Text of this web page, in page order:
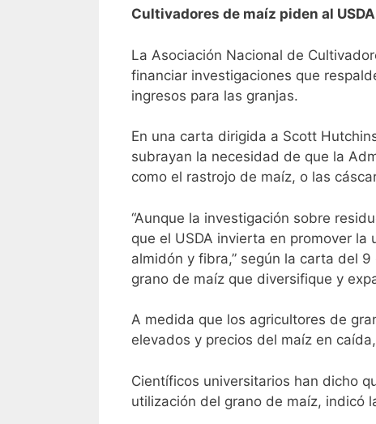
Cultivadores de maíz piden al
La Asociación Nacional de
financiar investigaciones que
ingresos para las granjas.
En una carta dirigida a Scott
subrayan la necesidad de que la
como el rastrojo de maíz, o las
“Aunque la investigación sobre
que el USDA invierta en promover
almidón y fibra,” según la carta del
grano de maíz que diversifique y
A medida que los agricultores de
elevados y precios del maíz en
Científicos universitarios han dicho
utilización del grano de maíz, indicó